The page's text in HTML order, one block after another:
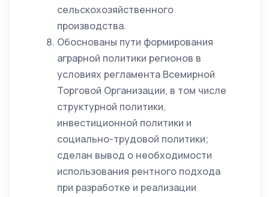
сельскохозяйственного
производства.
Обоснованы пути формирования
аграрной политики регионов в
условиях регламента Всемирной
Торговой Организации, в том числе
структурной политики,
инвестиционной политики и
социально-трудовой политики;
сделан вывод о необходимости
использования рентного подхода
при разработке и реализации